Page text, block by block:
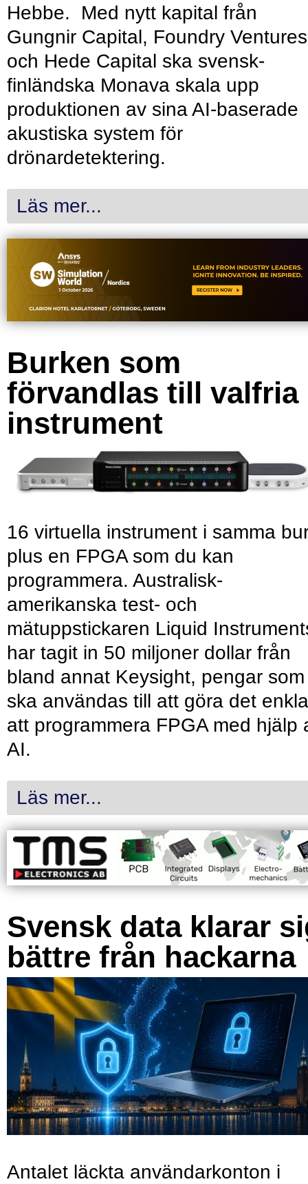
Hebbe. Med nytt kapital från
Gungnir Capital, Foundry Ventures
och Hede Capital ska svensk-
finländska Monava skala upp
produktionen av sina AI-baserade
akustiska system för
drönardetektering.
Läs mer...
Burken som
förvandlas till valfria
instrument
16 virtuella instrument i samma
plus en FPGA som du kan
programmera. Australisk-
amerikanska test- och
mätuppstickaren Liquid
har tagit in 50 miljoner dollar från
bland annat Keysight, pengar som
ska användas till att göra det
att programmera FPGA med hjälp
AI.
Läs mer...
Svensk data klarar
bättre från hackarna
Antalet läckta användarkonton i